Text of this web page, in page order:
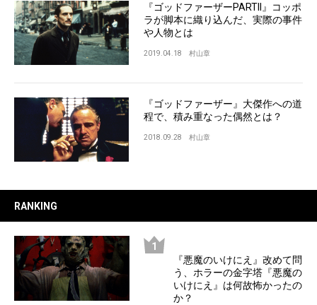
『ゴッドファーザーPARTII』コッポ
ラが脚本に織り込んだ、実際の事件
や人物とは
2019.04.18 村山章
『ゴッドファーザー』大傑作への道
程で、積み重なった偶然とは？
2018.09.28 村山章
RANKING
『悪魔のいけにえ』改めて問
う、ホラーの金字塔『悪魔の
いけにえ』は何故怖かったの
か？